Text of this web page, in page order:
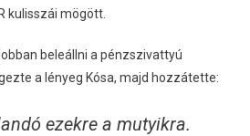
kulisszái mögött.
beleállni a pénzszivattyú
a lényeg Kósa, majd hozzátette:
ezekre a mutyikra.